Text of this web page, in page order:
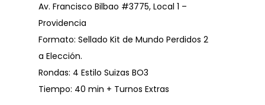
Av. Francisco Bilbao #3775, Local 1 –
Providencia
Formato: Sellado Kit de Mundo Perdidos 2
a Elección.
Rondas: 4 Estilo Suizas BO3
Tiempo: 40 min + Turnos Extras